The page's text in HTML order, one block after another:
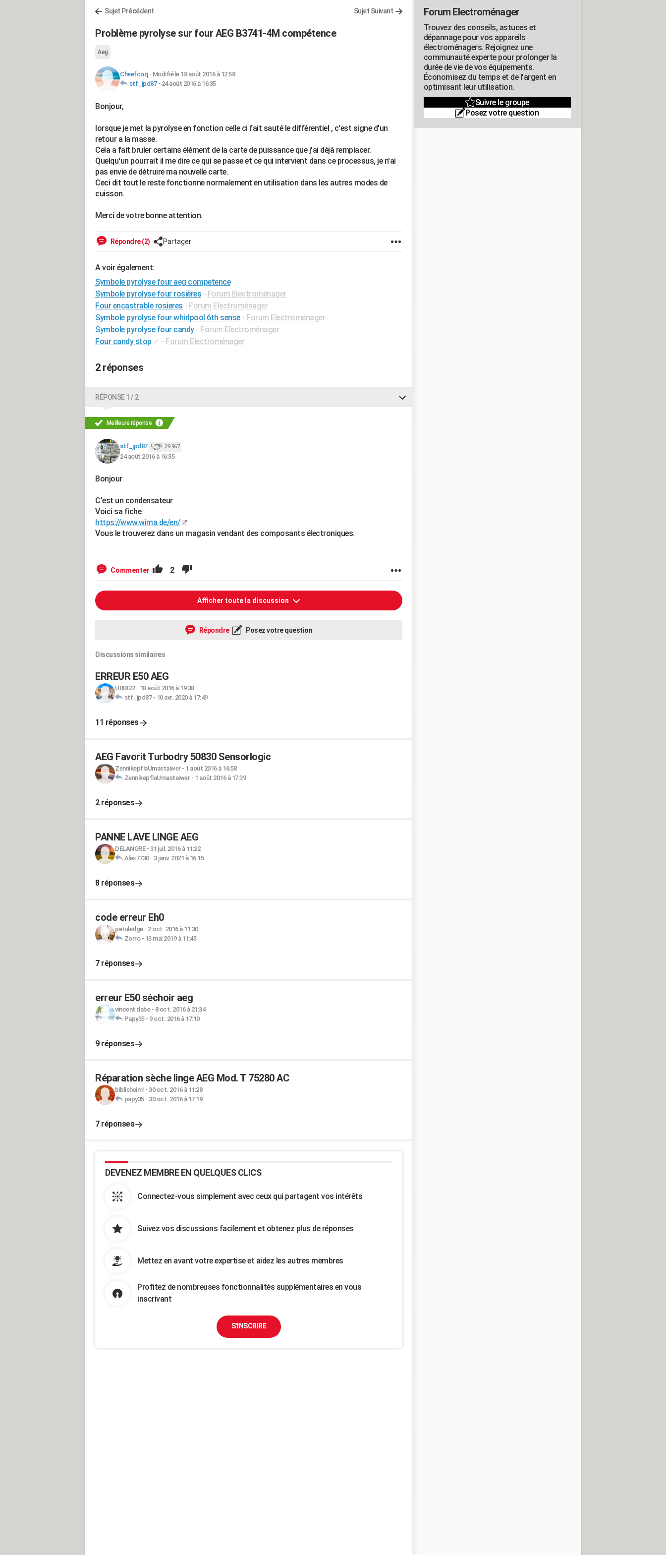
Sujet Précédent Sujet Suivant
Problème pyrolyse sur four AEG B3741-4M compétence
Aeg
Cheefcoq - Modifié le 18 août 2016 à 12:58
stf_jpd87- 24 août 2016 à 16:35
Bonjour,
lorsque je met la pyrolyse en fonction celle ci fait sauté le différentiel , c'est signe d'un
retour a la masse.
Cela a fait bruler certains élément de la carte de puissance que j'ai déjà remplacer.
Quelqu'un pourrait il me dire ce qui se passe et ce qui intervient dans ce processus, je n'ai
pas envie de détruire ma nouvelle carte.
Ceci dit tout le reste fonctionne normalement en utilisation dans les autres modes de
cuisson.
Merci de votre bonne attention.
Répondre (2) Partager
A voir également:
Symbole pyrolyse four aeg competence
Symbole pyrolyse four rosières - Forum Electroménager
Four encastrable rosieres - Forum Electroménager
Symbole pyrolyse four whirlpool 6th sense - Forum Electroménager
Symbole pyrolyse four candy - Forum Electroménager
Four candy stop ✓ - Forum Electroménager
2 réponses
RÉPONSE 1 / 2
Meilleure réponse
stf_jpd87 29 967
24 août 2016 à 16:35
Bonjour
C'est un condensateur
Voici sa fiche
https://www.wima.de/en/
Vous le trouverez dans un magasin vendant des composants électroniques.
Commenter 2
Afficher toute la discussion
Répondre Posez votre question
Discussions similaires
ERREUR E50 AEG
URBI22- 18 août 2016 à 19:38
stf_jpd87- 10 avr. 2020 à 17:49
11 réponses
AEG Favorit Turbodry 50830 Sensorlogic
ZennikepflaUmastaiwer- 1 août 2016 à 16:58
ZennikepflaUmastaiwer- 1 août 2016 à 17:39
2 réponses
PANNE LAVE LINGE AEG
DELANGRE- 31 juil. 2016 à 11:22
Alex7730- 3 janv. 2021 à 16:15
8 réponses
code erreur Eh0
petuledge- 2 oct. 2016 à 11:30
Zorro- 13 mai 2019 à 11:45
7 réponses
erreur E50 séchoir aeg
vincent dabe- 8 oct. 2016 à 21:34
Papy35- 9 oct. 2016 à 17:10
9 réponses
Réparation sèche linge AEG Mod. T 75280 AC
biblisheim! - 30 oct. 2016 à 11:28
papy35- 30 oct. 2016 à 17:19
7 réponses
DEVENEZ MEMBRE EN QUELQUES CLICS
Connectez-vous simplement avec ceux qui partagent vos intérêts
Suivez vos discussions facilement et obtenez plus de réponses
Mettez en avant votre expertise et aidez les autres membres
Profitez de nombreuses fonctionnalités supplémentaires en vous
inscrivant
S'INSCRIRE
Forum Electroménager
Trouvez des conseils, astuces et
dépannage pour vos appareils
électroménagers. Rejoignez une
communauté experte pour prolonger la
durée de vie de vos équipements.
Économisez du temps et de l'argent en
optimisant leur utilisation.
Suivre le groupe
Posez votre question